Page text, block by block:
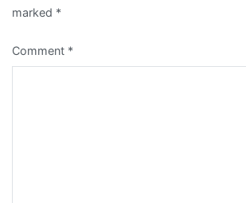
marked *
Comment *